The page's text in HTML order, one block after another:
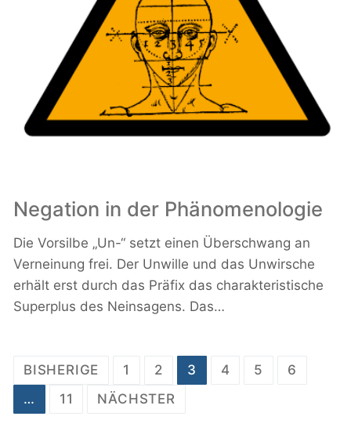
Negation in der Phänomenologie
Die Vorsilbe „Un-“ setzt einen Überschwang an
Verneinung frei. Der Unwille und das Unwirsche
erhält erst durch das Präfix das charakteristische
Superplus des Neinsagens. Das…
Seitennummerierung
der
Beiträge
BISHERIGE 1 2 3 4 5
6
…
11 NÄCHSTER